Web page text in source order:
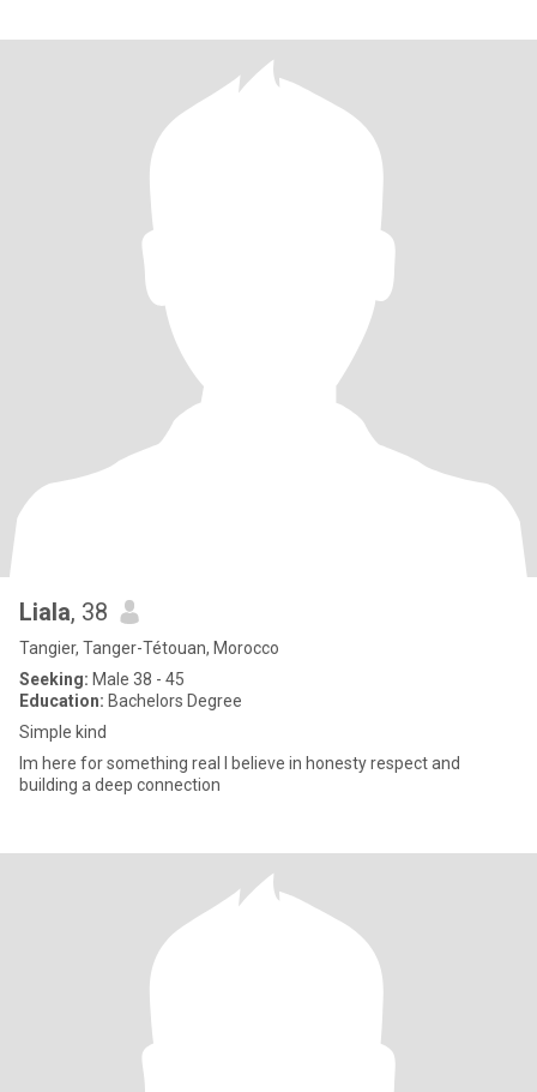
Liala, 38
Tangier, Tanger-Tétouan, Morocco
Seeking: Male 38 - 45
Education: Bachelors Degree
Simple kind
Im here for something real l believe in honesty respect and
building a deep connection